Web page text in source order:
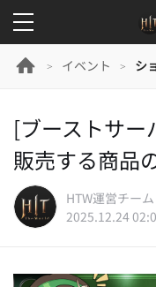
> イベント > シ
[ブーストサー
販売する商品
HTW運営チーム
2025.12.24